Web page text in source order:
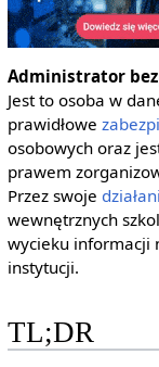
Administrator
Jest to osoba w
prawidłowe
osobowych oraz
prawem
Przez swoje
wewnętrznych
wycieku informacji
instytucji.
TL;DR